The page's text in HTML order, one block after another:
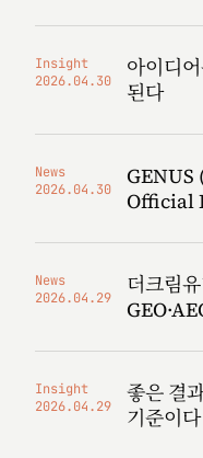
Insight
2026.04.30
아이디
된다
News
2026.04.30
GENUS
Official
News
2026.04.29
더크림
Insight
2026.04.29
좋은 결
기준이다